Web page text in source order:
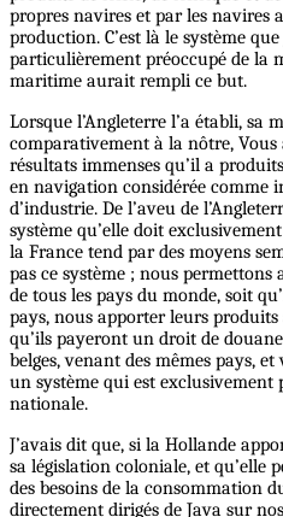
propres navires et par les navires
production. C’est là le système
particulièrement préoccupé de la
maritime aurait rempli ce but.
Lorsque l’Angleterre l’a établi, sa
comparativement à la nôtre, Vous
résultats immenses qu’il a
en navigation considérée comme
d’industrie. De l’aveu de
système qu’elle doit
la France tend par des moyens
pas ce système ; nous
de tous les pays du monde, soit
pays, nous apporter leurs
qu’ils payeront un droit de
belges, venant des mêmes pays,
un système qui est
nationale.
J’avais dit que, si la Hollande
sa législation coloniale, et qu’elle
des besoins de la consommation
directement dirigés de Java sur